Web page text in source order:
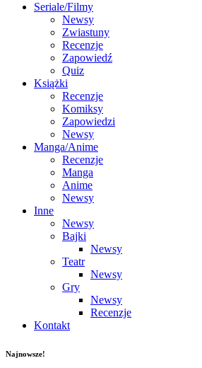
Seriale/Filmy
Newsy
Zwiastuny
Recenzje
Zapowiedź
Quiz
Książki
Recenzje
Komiksy
Zapowiedzi
Newsy
Manga/Anime
Recenzje
Manga
Anime
Newsy
Inne
Newsy
Bajki
Newsy
Teatr
Newsy
Gry
Newsy
Recenzje
Kontakt
Najnowsze!